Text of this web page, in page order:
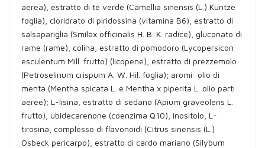
aerea), estratto di tè verde (Camellia sinensis (L.) Kuntze
foglia), cloridrato di piridossina (vitamina B6), estratto di
salsapariglia (Smilax officinalis H. B. K. radice), gluconato di
rame (rame), colina, estratto di pomodoro (Lycopersicon
esculentum Mill. frutto) (licopene), estratto di prezzemolo
(Petroselinum crispum A. W. Hil. foglia); aromi: olio di
menta (Mentha spicata L. e Mentha x piperita L. olio parti
aeree); L-lisina, estratto di sedano (Apium graveolens L.
frutto), ubidecarenone (coenzima Q10), inositolo, L-
tirosina, complesso di flavonoidi (Citrus sinensis (L.)
Osbeck pericarpo), estratto di cardo mariano (Silybum